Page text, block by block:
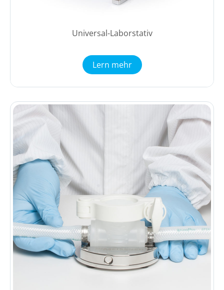
Universal-Laborstativ
Lern mehr